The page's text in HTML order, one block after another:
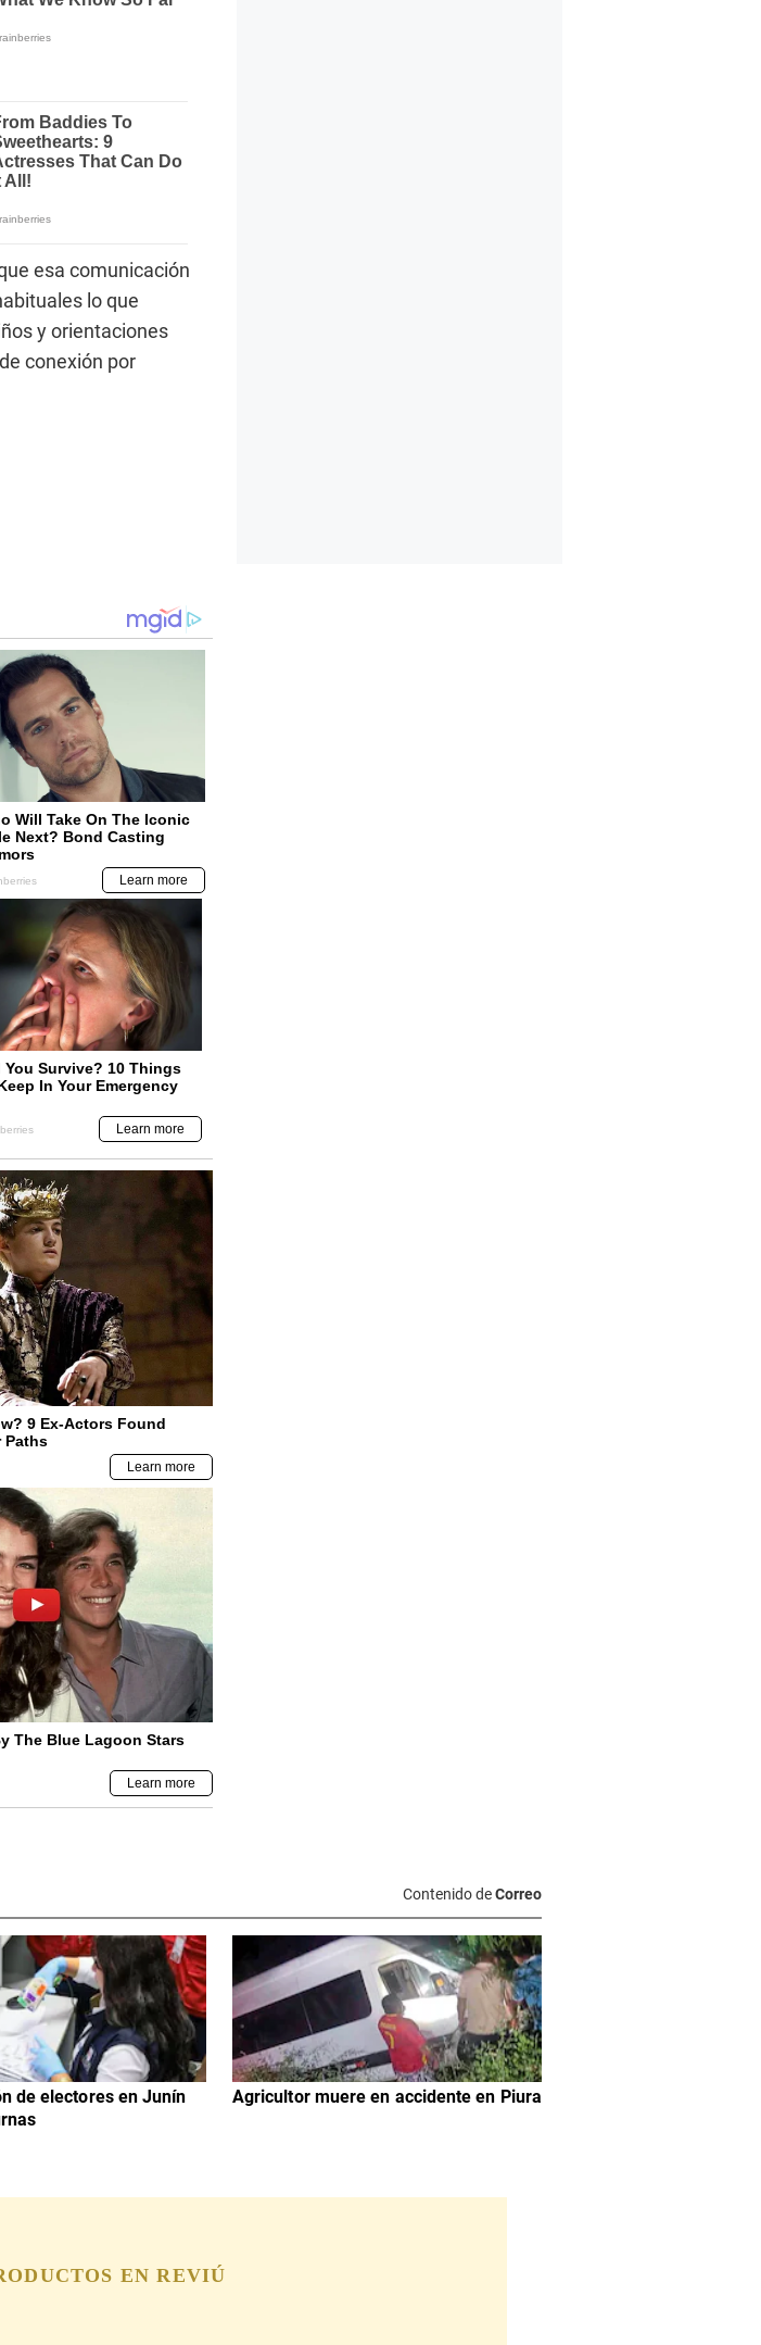
esa comunicación
lo que
y orientaciones
conexión por
Contenido deCorreo
de electores en Junín
Agricultor muere en accidente en Piura